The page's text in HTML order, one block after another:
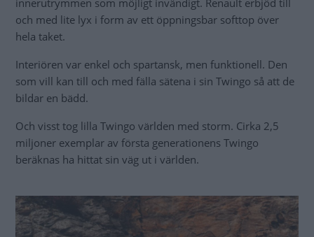
och med lite lyx i form av ett öppningsbar softtop över
hela taket.
Interiören var enkel och spartansk, men funktionell. Den
som vill kan till och med fälla sätena i sin Twingo så att de
bildar en bädd.
Och visst tog lilla Twingo världen med storm. Cirka 2,5
miljoner exemplar av första generationens Twingo
beräknas ha hittat sin väg ut i världen.